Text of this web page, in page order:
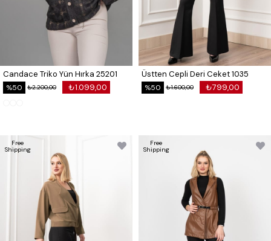
Candace Triko Yün Hırka 25201
₺1.099,00
₺2.200,00
%50
Üstten Cepli Deri Ceket 1035
₺799,00
₺1.600,00
%50
Free
Shipping
Free
Shipping